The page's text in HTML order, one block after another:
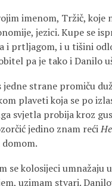
imenom, Tržič,
jezici. Kupe se
i prtljagom, i u tišini
pa je tako i Danilo
strane promiču
plaveti koja se po
svjetla probija kroz
jedino znam reći
se kolosijeci
uzimam stvari.